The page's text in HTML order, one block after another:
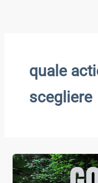
quale
scegliere